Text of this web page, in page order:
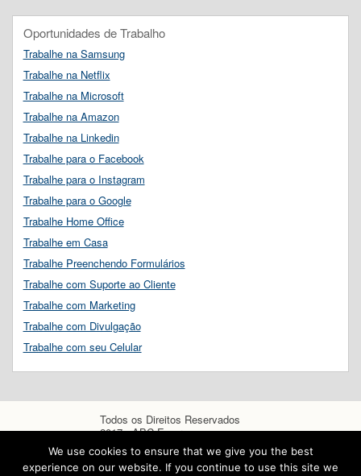
Oportunidades de Trabalho
Trabalhe na Samsung
Trabalhe na Netflix
Trabalhe na Microsoft
Trabalhe na Amazon
Trabalhe na Linkedin
Trabalhe para o Facebook
Trabalhe para o Instagram
Trabalhe para o Google
Trabalhe Home Office
Trabalhe em Casa
Trabalhe Preenchendo Formulários
Trabalhe com Suporte ao Cliente
Trabalhe com Marketing
Trabalhe com Divulgação
Trabalhe com seu Celular
Todos os Direitos Reservados
2017 - ABC Empregos
We use cookies to ensure that we give you the best
experience on our website. If you continue to use this site we